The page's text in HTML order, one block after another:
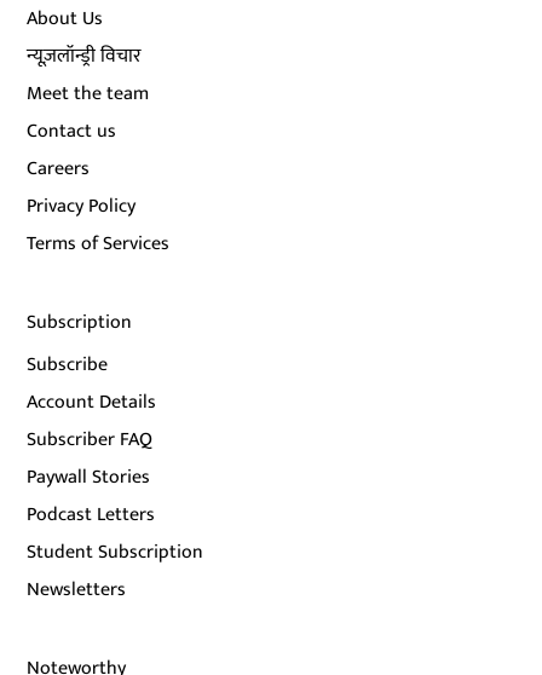
About Us
न्यूज़लॉन्ड्री विचार
Meet the team
Contact us
Careers
Privacy Policy
Terms of Services
Subscription
Subscribe
Account Details
Subscriber FAQ
Paywall Stories
Podcast Letters
Student Subscription
Newsletters
Noteworthy